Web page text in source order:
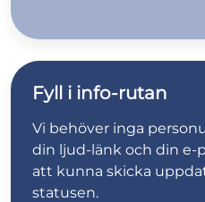
Fyll i info-rutan
Vi behöver inga
din ljud-länk och din e-
att kunna skicka
statusen.